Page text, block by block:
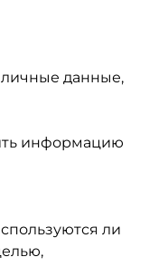
данные,
информацию
ли